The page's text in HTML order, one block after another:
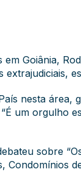
Goiânia,
nesta área,
um orgulho
sobre
Condomínios